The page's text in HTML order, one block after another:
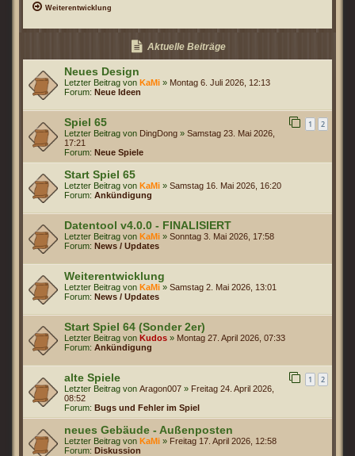
Weiterentwicklung
Aktuelle Beiträge
Neues Design
Letzter Beitrag von KaMi » Montag 6. Juli 2026, 12:13
Forum: Neue Ideen
Spiel 65 1 2
Letzter Beitrag von DingDong » Samstag 23. Mai 2026,
17:21
Forum: Neue Spiele
Start Spiel 65
Letzter Beitrag von KaMi » Samstag 16. Mai 2026, 16:20
Forum: Ankündigung
Datentool v4.0.0 - FINALISIERT
Letzter Beitrag von KaMi » Sonntag 3. Mai 2026, 17:58
Forum: News / Updates
Weiterentwicklung
Letzter Beitrag von KaMi » Samstag 2. Mai 2026, 13:01
Forum: News / Updates
Start Spiel 64 (Sonder 2er)
Letzter Beitrag von Kudos » Montag 27. April 2026, 07:33
Forum: Ankündigung
alte Spiele 1 2
Letzter Beitrag von Aragon007 » Freitag 24. April 2026,
08:52
Forum: Bugs und Fehler im Spiel
neues Gebäude - Außenposten
Letzter Beitrag von KaMi » Freitag 17. April 2026, 12:58
Forum: Diskussion